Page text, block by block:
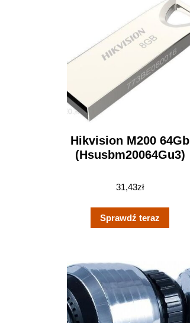
Hikvision M200 64Gb
(Hsusbm20064Gu3)
31,43zł
Sprawdź teraz